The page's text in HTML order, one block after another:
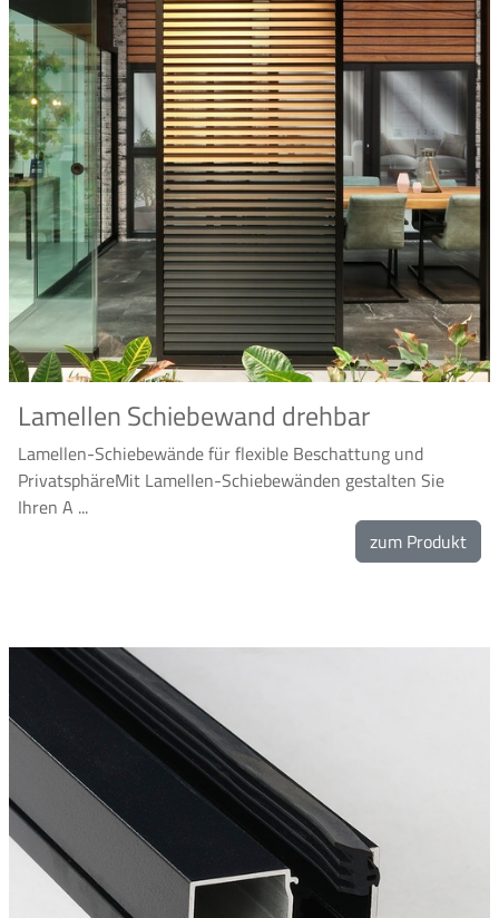
Lamellen Schiebewand drehbar
Lamellen-Schiebewände für flexible Beschattung und
PrivatsphäreMit Lamellen-Schiebewänden gestalten Sie
Ihren A ...
zum Produkt